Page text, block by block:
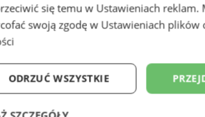
nad Bałtykiem w
Morze
się temu w Ustawieniach reklam.
swoją zgodę w Ustawieniach plików
ODRZUĆ WSZYSTKIE